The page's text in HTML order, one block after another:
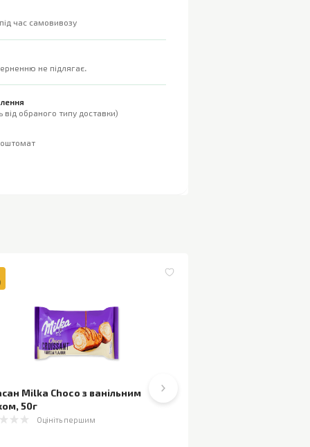
час самовивозу
не підлягає.
обраного типу доставки)
Milka Choco з ванільним
, 50г
Оцініть першим